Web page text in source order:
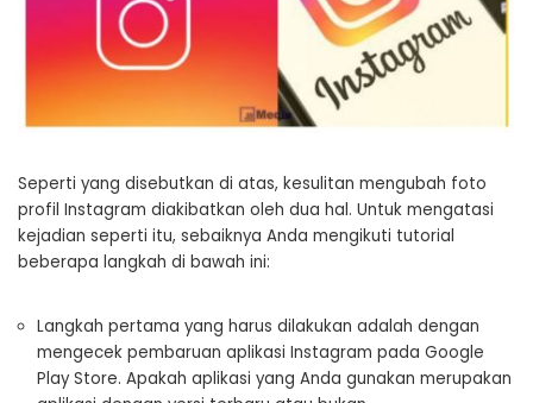
Seperti yang disebutkan di atas, kesulitan mengubah foto
profil Instagram diakibatkan oleh dua hal. Untuk mengatasi
kejadian seperti itu, sebaiknya Anda mengikuti tutorial
beberapa langkah di bawah ini:
Langkah pertama yang harus dilakukan adalah dengan
mengecek pembaruan aplikasi Instagram pada Google
Play Store. Apakah aplikasi yang Anda gunakan merupakan